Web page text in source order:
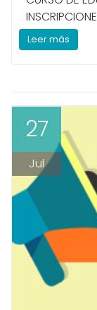
Leer más
27
Jul